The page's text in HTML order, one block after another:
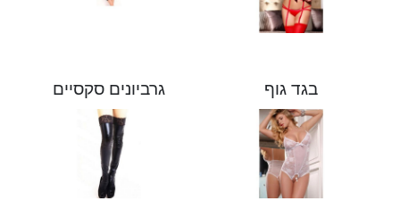
בגד גוף גרביונים סקסיים